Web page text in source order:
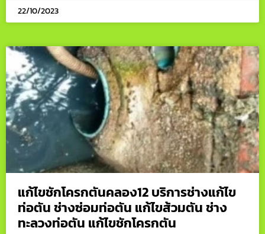
22/10/2023
แก้ไขชักโครกตันคลอง12 บริการช่างแก้ไข
ท่อตัน ช่างซ่อมท่อตัน แก้ไขส้วมตัน ช่าง
ทะลวงท่อตัน แก้ไขชักโครกตัน